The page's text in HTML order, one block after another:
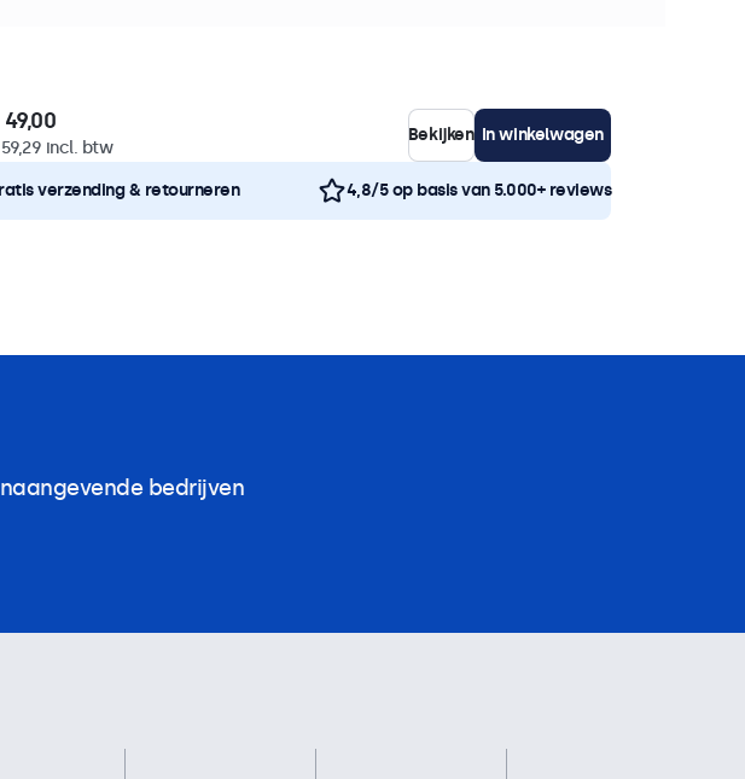
incl. btw
Bekijken In winkelwagen
verzending & retourneren 4,8/5 op basis van 5.000+ reviews
bedrijven